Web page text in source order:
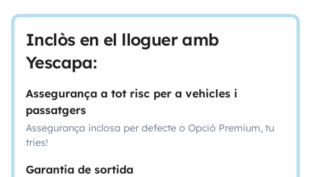
Inclòs en el lloguer amb
Yescapa:
Assegurança a tot risc per a vehicles i
passatgers
Assegurança inclosa per defecte o Opció Premium, tu
tries!
Garantia de sortida